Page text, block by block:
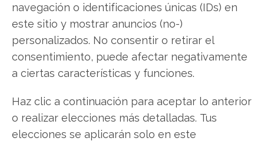
navegación o identificaciones únicas (IDs) en
este sitio y mostrar anuncios (no-)
personalizados. No consentir o retirar el
consentimiento, puede afectar negativamente
a ciertas características y funciones.
Haz clic a continuación para aceptar lo anterior
o realizar elecciones más detalladas. Tus
elecciones se aplicarán solo en este
Los últimos resultados de Apple son
contundentes: Acción inmediata requerida para
los inversores de Apple. ¿Merece la pena invertir
o es momento de vender? En el Análisis gratuito
actual del 1 de agosto descubrirá exactamente
qué hacer.
Apple: ¿Comprar o vender?¡Lee más aquí!